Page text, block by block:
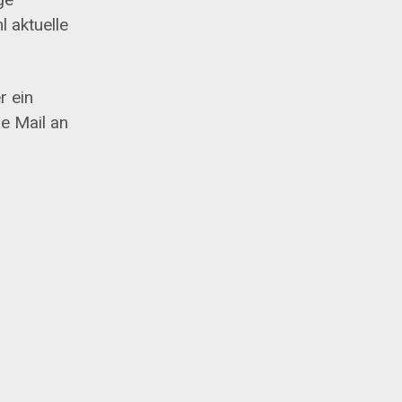
aktuelle
ein
Mail an